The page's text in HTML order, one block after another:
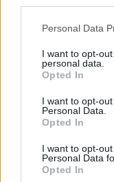
Please note that
not limited to your
grant or deny
use your data for
consent section.
Personal Data
I want to opt-
personal data.
Opted In
I want to opt-
Personal Data.
Opted In
I want to opt-
Personal Data
Opted In